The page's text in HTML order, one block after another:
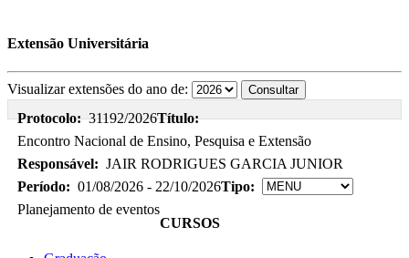
Extensão Universitária
Visualizar extensões do ano de:
Protocolo: 31192/2026Título:
Encontro Nacional de Ensino, Pesquisa e Extensão
Responsável: JAIR RODRIGUES GARCIA JUNIOR
Período: 01/08/2026 - 22/10/2026Tipo:
Planejamento de eventos
CURSOS